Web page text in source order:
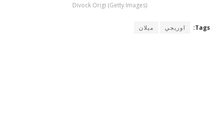
Divock Origi (Getty Images)
Tags: اوريجي ميلان